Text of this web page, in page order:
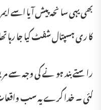
بھی یہی سا نحہ پیش آ یا اسے
کا ری ہسپتال شفٹ کیا جا رہا
را ستے بند ہو نے کی وجہ سے
گئی ۔ خدا کرے یہ سب واقعات